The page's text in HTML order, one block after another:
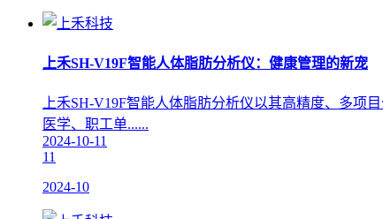
上禾SH-V19F智能人体脂肪分析仪：健康管理的新宠
上禾SH-V19F智能人体脂肪分析仪以其高精度、多
医学、职工单......
2024-10-11
11
2024-10